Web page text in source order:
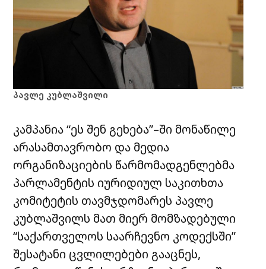
პავლე კუბლაშვილი
კამპანია “ეს შენ გეხება”–ში მონაწილე
არასამთავრობო და მედია
ორგანიზაციების წარმომადგენლებმა
პარლამენტის იურიდიულ საკითხთა
კომიტეტის თავმჯდომარეს პავლე
კუბლაშვილს მათ მიერ მომზადებული
“საქართველოს საარჩევნო კოდექსში”
შესატანი ცვლილებები გააცნეს,